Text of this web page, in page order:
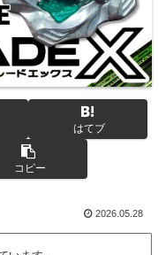
はてブ
コピー
2026.05.28